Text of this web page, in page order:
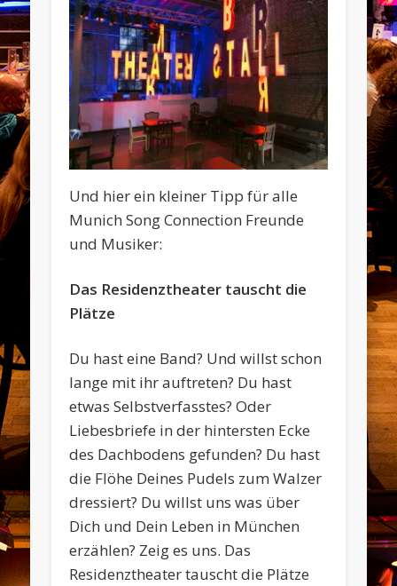
Und hier ein kleiner Tipp für alle
Munich Song Connection Freunde
und Musiker:
Das Residenztheater tauscht die
Plätze
Du hast eine Band? Und willst schon
lange mit ihr auftreten? Du hast
etwas Selbstverfasstes? Oder
Liebesbriefe in der hintersten Ecke
des Dachbodens gefunden? Du hast
die Flöhe Deines Pudels zum Walzer
dressiert? Du willst uns was über
Dich und Dein Leben in München
erzählen? Zeig es uns. Das
Residenztheater tauscht die Plätze